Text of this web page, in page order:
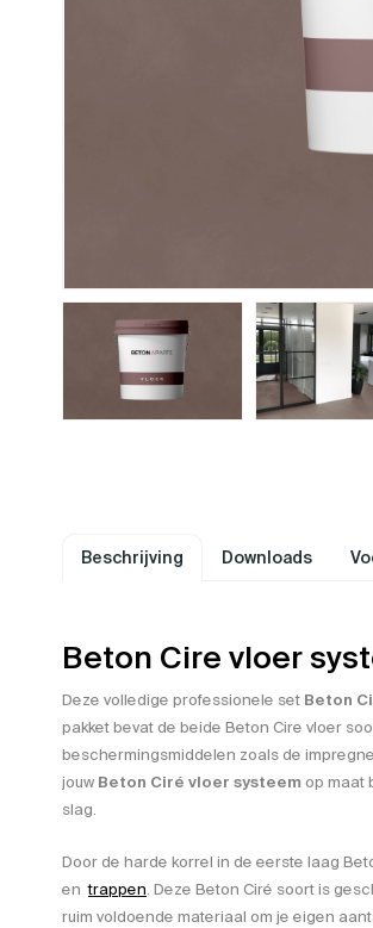
Beschrijving Downloads
Beton Cire vloer
Deze volledige professionele set Beton
pakket bevat de beide Beton Cire vloer
beschermingsmiddelen zoals de
jouw Beton Ciré vloer systeem op maat
slag.
Door de harde korrel in de eerste laag
entrappen. Deze Beton Ciré soort is
ruim voldoende materiaal om je eigen